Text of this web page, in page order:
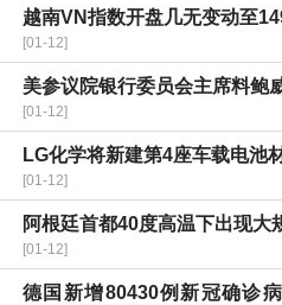
越南VN指数开盘几无变动至
[01-12]
美参议院银行委员会主席料鲍
[01-12]
LG化学将新建第4座车载电池
[01-12]
阿根廷首都40度高温下出现大
[01-12]
德国新增80430例新冠确诊